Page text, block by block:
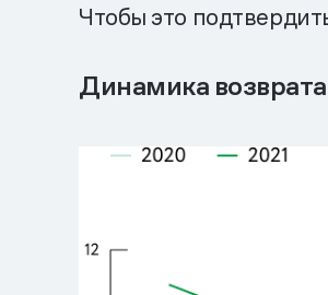
Чтобы это
Динамика